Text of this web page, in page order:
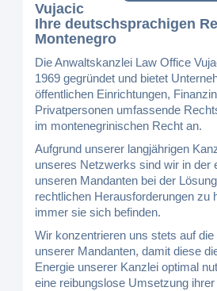
Vujacic
Ihre deutschsprachigen
Montenegro
Die Anwaltskanzlei Law Office
1969 gegründet und bietet
öffentlichen Einrichtungen,
Privatpersonen umfassende
im montenegrinischen Recht an.
Aufgrund unserer langjährigen
unseres Netzwerks sind wir in der
unseren Mandanten bei der
rechtlichen Herausforderungen zu
immer sie sich befinden.
Wir konzentrieren uns stets auf
unserer Mandanten, damit diese
Energie unserer Kanzlei optimal
eine reibungslose Umsetzung